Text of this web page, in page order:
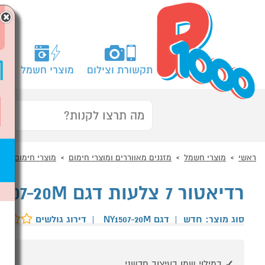
תקשורת וצילום מוצרי חשמל
ראשי מוצרי חשמל מזגנים מאווררים ומוצרי חימום מוצרי חימום
רדיאטור 7 צלעות דגם NY1507-20M מידאה MIDEA
סוג מוצר: חדש | דגם NY1507-20M | דירוג גולשים
×